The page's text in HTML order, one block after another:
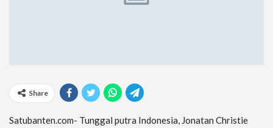
Share
Satubanten.com- Tunggal putra Indonesia, Jonatan Christie